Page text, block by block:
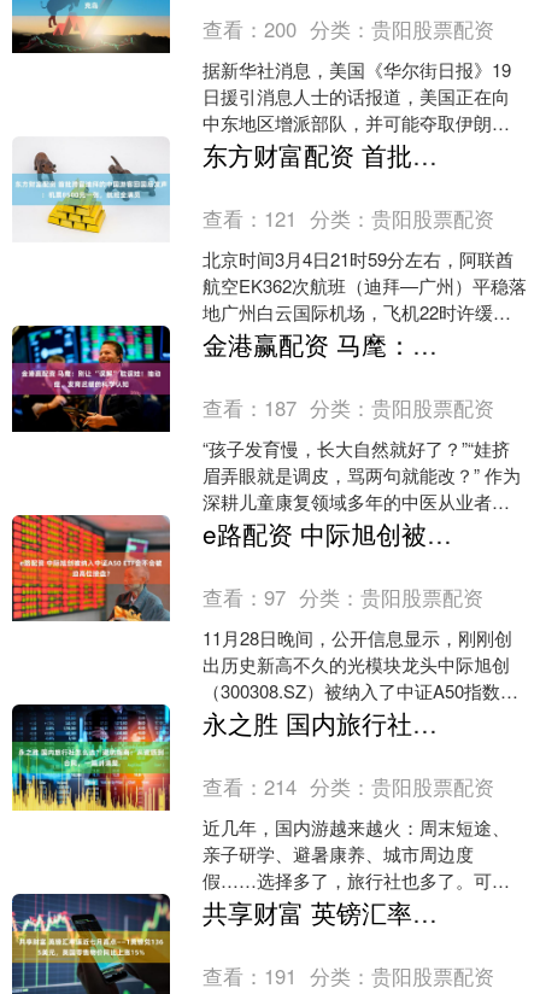
查看：200 分类：贵阳股票配资
据新华社消息，美国《华尔街日报》19
日援引消息人士的话报道，美国正在向
中东地区增派部队，并可能夺取伊朗关
键石油出口枢纽，以迫使伊朗开放霍尔
木兹海峡。 哈尔克岛 ....
东方财富配资 首批滞留迪拜的中国游客回国后发声：机票8500元一张，航班全满员
查看： 121 分类：贵阳股票配资
北京时间3月4日21时59分左右，阿联酋
航空EK362次航班（迪拜—广州）平稳落
地广州白云国际机场，飞机22时许缓缓
滑行到停机位，受本轮伊朗局势影响的
滞留旅客正....
金港赢配资 马麾：别让 “误解” 耽误娃！抽动症、发育迟缓的科学认知
查看： 187 分类：贵阳股票配资
“孩子发育慢，长大自然就好了？”“娃挤
眉弄眼就是调皮，骂两句就能改？” 作为
深耕儿童康复领域多年的中医从业者，
马麾每天都会接触到被误解困扰的家
长。他坦言，抽动症....
e路配资 中际旭创被纳入中证A50 ETF会不会被迫高位接盘？
查看：97 分类：贵阳股票配资
11月28日晚间，公开信息显示，刚刚创
出历史新高不久的光模块龙头中际旭创
（300308.SZ）被纳入了中证A50指数，
将于12月12日收盘后生效。 不过，近日
中....
永之胜 国内旅行社怎么选？避坑指南：从资质到合同，一篇讲清楚
查看：214 分类：贵阳股票配资
近几年，国内游越来越火：周末短途、
亲子研学、避暑康养、城市周边度
假……选择多了，旅行社也多了。可一
旦选错，轻则体验差、行程缩水，重
则“临时加价”“强制消费”“退....
共享财富 英镑汇率逼近七月高点——1英镑兑1365美元，英国零售物价同比上涨15%
查看： 191 分类：贵阳股票配资